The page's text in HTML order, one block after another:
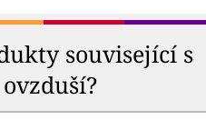
související s